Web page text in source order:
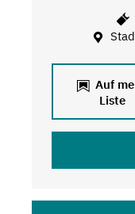
Auf
Liste